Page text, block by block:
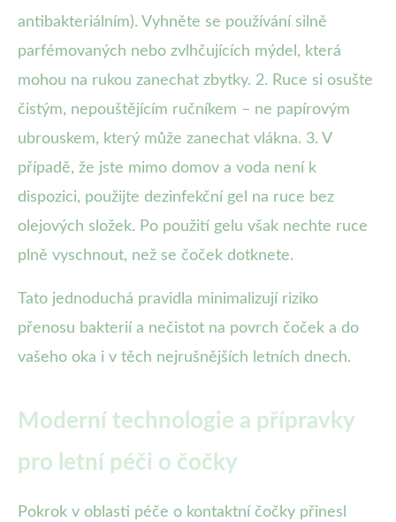
antibakteriálním). Vyhněte se používání silně
parfémovaných nebo zvlhčujících mýdel, která
mohou na rukou zanechat zbytky. 2. Ruce si osušte
čistým, nepouštějícím ručníkem – ne papírovým
ubrouskem, který může zanechat vlákna. 3. V
případě, že jste mimo domov a voda není k
dispozici, použijte dezinfekční gel na ruce bez
olejových složek. Po použití gelu však nechte ruce
plně vyschnout, než se čoček dotknete.
Tato jednoduchá pravidla minimalizují riziko
přenosu bakterií a nečistot na povrch čoček a do
vašeho oka i v těch nejrušnějších letních dnech.
Moderní technologie a přípravky
pro letní péči o čočky
Pokrok v oblasti péče o kontaktní čočky přinesl